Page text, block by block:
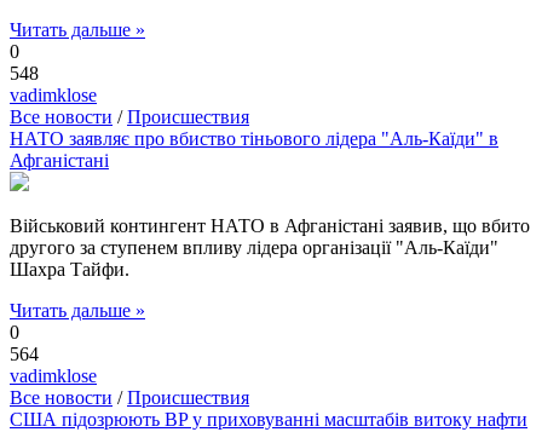
Читать дальше »
0
548
vadimklose
Все новости /Происшествия
НАТО заявляє про вбиство тіньового лідера "Аль-Каїди" в
Афганістані
Військовий контингент НАТО в Афганістані заявив, що вбито
другого за ступенем впливу лідера організації "Аль-Каїди"
Шахра Тайфи.
Читать дальше »
0
564
vadimklose
Все новости /Происшествия
США підозрюють BP у приховуванні масштабів витоку нафти